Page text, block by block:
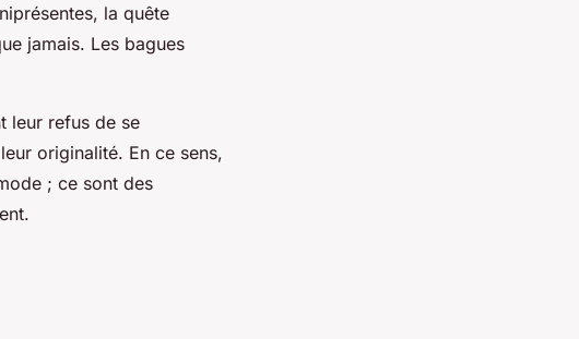
la quête
jamais. Les bagues
leur refus de se
originalité. En ce sens,
; ce sont des